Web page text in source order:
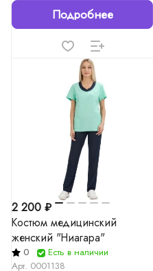
Подробнее
2 200 ₽
Костюм медицинский
женский "Ниагара"
0
Есть в наличии
Арт. 0001138